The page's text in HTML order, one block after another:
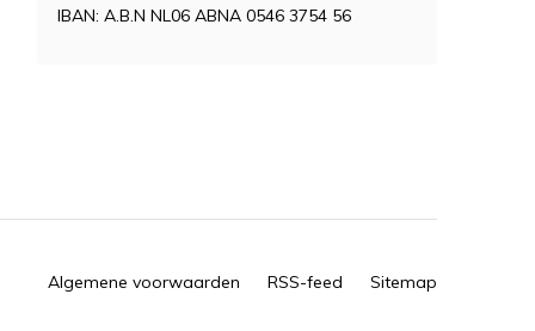
IBAN: A.B.N NL06 ABNA 0546 3754 56
Algemene voorwaarden RSS-feed Sitemap